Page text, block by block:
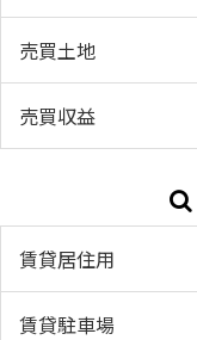
売買土地
売買収益
賃貸居住用
賃貸駐車場